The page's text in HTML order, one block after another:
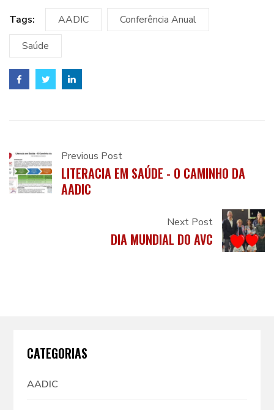
Tags: AADIC
Conferência Anual
Saúde
Previous Post
LITERACIA EM SAÚDE - O CAMINHO DA
AADIC
Next Post
DIA MUNDIAL DO AVC
CATEGORIAS
AADIC